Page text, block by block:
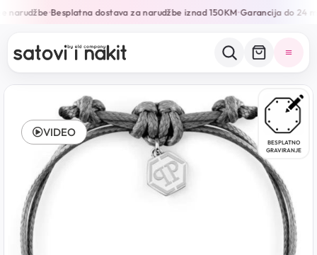
narudžbe•Besplatna dostava za narudžbe iznad 150KM•Garancija do 24
BESPLATNO
GRAVIRANJE
VIDEO